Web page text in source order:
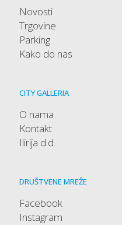
Novosti
Trgovine
Parking
Kako do nas
CITY GALLERIA
O nama
Kontakt
Ilirija d.d.
DRUŠTVENE MREŽE
Facebook
Instagram